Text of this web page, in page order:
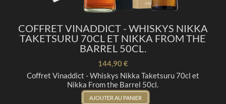
COFFRET VINADDICT - WHISKYS NIKKA
TAKETSURU 70CL ET NIKKA FROM THE
BARREL 50CL.
144,90 €
Coffret Vinaddict - Whiskys Nikka Taketsuru 70cl et
Nikka From the Barrel 50cl.
AJOUTER AU PANIER